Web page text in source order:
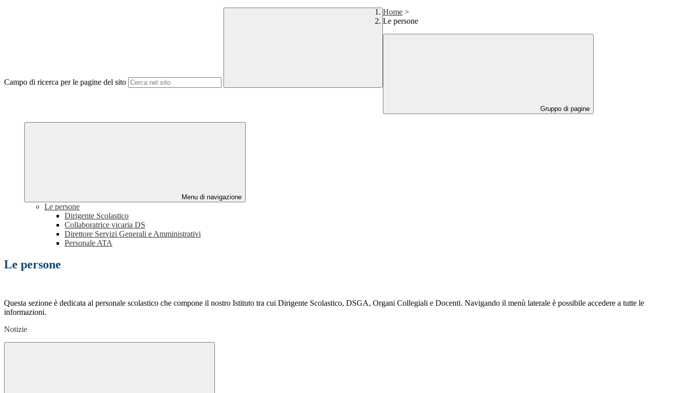
Campo di ricerca per le pagine del sito
Home >
Le persone
Gruppo di pagine
Menu di navigazione
Le persone
Dirigente Scolastico
Collaboratrice vicaria DS
Direttore Servizi Generali e Amministrativi
Personale ATA
Le persone
Questa sezione è dedicata al personale scolastico che compone il nostro Istituto tra cui Dirigente Scolastico, DSGA, Organi Collegiali e Docenti. Navigando il menù laterale è possibile accedere a tutte le
informazioni.
Notizie